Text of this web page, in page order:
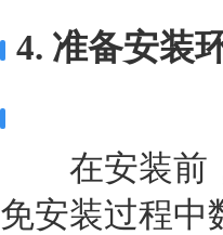
4. 准备安装
在安装前，
免安装过程中